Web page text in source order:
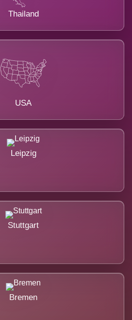
Thailand
USA
Leipzig
Stuttgart
Bremen